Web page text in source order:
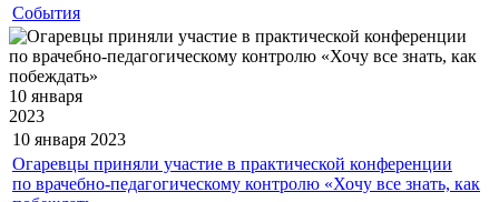
События
10 января
2023
10 января 2023
Огаревцы приняли участие в практической конференции
по врачебно-педагогическому контролю «Хочу все знать, как